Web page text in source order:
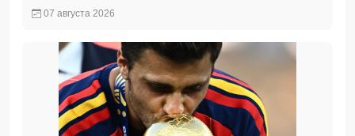
07 августа 2026